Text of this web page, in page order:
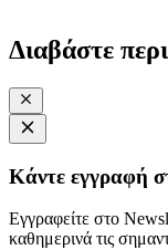
Διαβάστε
Κάντε εγγραφή
Εγγραφείτε στο
καθημερινά τις